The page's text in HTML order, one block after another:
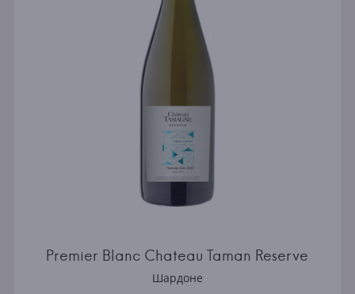
Premier Blanc Chateau Taman Reserve
Шардоне